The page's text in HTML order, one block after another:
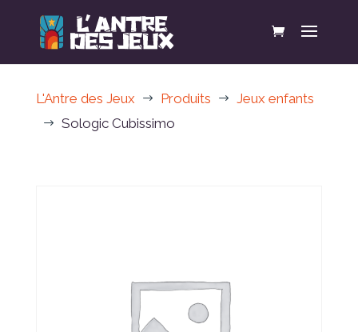
L'Antre des Jeux $ Produits $ Jeux enfants
$ Sologic Cubissimo